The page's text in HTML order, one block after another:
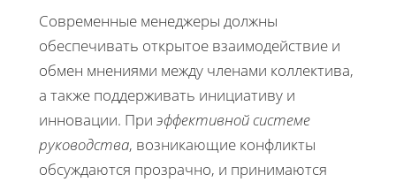
Современные менеджеры должны
обеспечивать открытое взаимодействие и
обмен мнениями между членами коллектива,
а также поддерживать инициативу и
инновации. При эффективной системе
руководства, возникающие конфликты
обсуждаются прозрачно, и принимаются